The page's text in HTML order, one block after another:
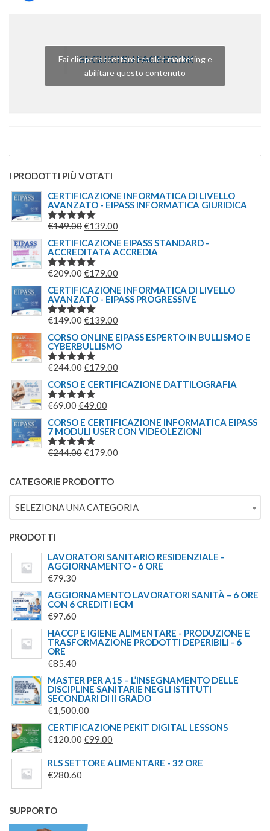
SEGUICI SU FACEBOOK
Fai clic per accettare i cookie marketing e
abilitare questo contenuto
I PRODOTTI PIÙ VOTATI
CERTIFICAZIONE INFORMATICA DI LIVELLO
AVANZATO - EIPASS INFORMATICA GIURIDICA
VALUTATO
€149.00IL
PREZZO
ORIGINALE
ERA:
€139.00
PREZZO
ATTUALE
CERTIFICAZIONE EIPASS STANDARD -
ACCREDITATA ACCREDIA
VALUTATO
€209.00IL
PREZZO
ORIGINALE
ERA:
€179.00
PREZZO
ATTUALE
CERTIFICAZIONE INFORMATICA DI LIVELLO
AVANZATO - EIPASS PROGRESSIVE
VALUTATO
€149.00IL
PREZZO
ORIGINALE
ERA:
€139.00
PREZZO
ATTUALE
CORSO ONLINE EIPASS ESPERTO IN BULLISMO E
CYBERBULLISMO
VALUTATO
€244.00IL
PREZZO
ORIGINALE
ERA:
€244.00.
€179.00
PREZZO
€179.00.
CORSO E CERTIFICAZIONE DATTILOGRAFIA
VALUTATO
€69.00IL
PREZZO
ORIGINALE
ERA:
€49.00
PREZZO
ATTUALE
È:
CORSO E CERTIFICAZIONE INFORMATICA EIPASS
7 MODULI USER CON VIDEOLEZIONI
VALUTATO
€244.00IL
ORIGINALE
ERA:
€244.00.
€179.00
È:
€179.00.
CATEGORIE PRODOTTO
SELEZIONA UNA CATEGORIA
PRODOTTI
LAVORATORI SANITARIO RESIDENZIALE -
AGGIORNAMENTO - 6 ORE
€79.30
AGGIORNAMENTO LAVORATORI SANITÀ – 6 ORE
CON 6 CREDITI ECM
€97.60
HACCP E IGIENE ALIMENTARE - PRODUZIONE E
TRASFORMAZIONE PRODOTTI DEPERIBILI - 6
ORE
€85.40
MASTER PER A15 – L’INSEGNAMENTO DELLE
DISCIPLINE SANITARIE NEGLI ISTITUTI
SECONDARI DI II GRADO
€1,500.00
CERTIFICAZIONE PEKIT DIGITAL LESSONS
€120.00IL
ORIGINALE
€99.00
ATTUALE
RLS SETTORE ALIMENTARE - 32 ORE
€280.60
SUPPORTO